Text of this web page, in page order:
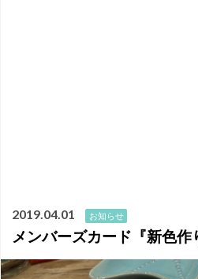
2019.04.01 お知らせ
メンバーズカード『新色作